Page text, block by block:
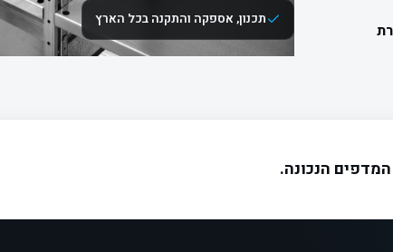
תכנון, אספקה והתקנה בכל הארץ
הנכונה.